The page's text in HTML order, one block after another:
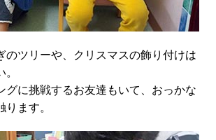
のツリーや、クリスマスの飾り付けは
グに挑戦するお友達もいて、おっかな
ます。